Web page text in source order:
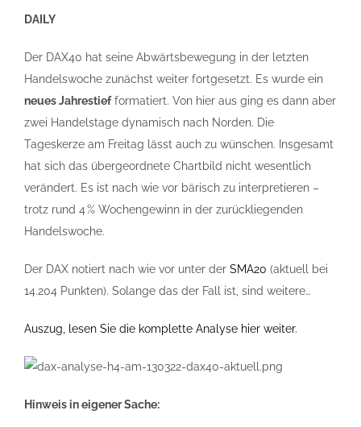
DAILY
Der DAX40 hat seine Abwärtsbewegung in der letzten
Handelswoche zunächst weiter fortgesetzt. Es wurde ein
neues Jahrestiefformatiert. Von hier aus ging es dann aber
zwei Handelstage dynamisch nach Norden. Die
Tageskerze am Freitag lässt auch zu wünschen. Insgesamt
hat sich das übergeordnete Chartbild nicht wesentlich
verändert. Es ist nach wie vor bärisch zu interpretieren –
trotz rund 4 % Wochengewinn in der zurückliegenden
Handelswoche.
Der DAX notiert nach wie vor unter der SMA20 (aktuell bei
14.204 Punkten). Solange das der Fall ist, sind weitere…
Auszug, lesen Sie die komplette Analyse hier weiter.
Hinweis in eigener Sache: